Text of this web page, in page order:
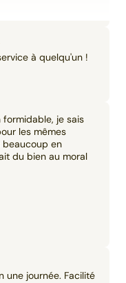
à quelqu'un !
je sais
les mêmes
beaucoup en
du bien au moral
une journée. Facilité